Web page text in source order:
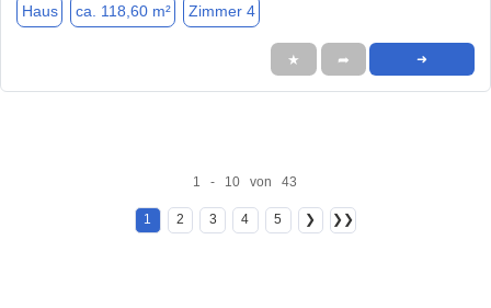
Haus ca. 118,60 m² Zimmer 4
★ ➦ ➜
1 - 10 von 43
1 2 3 4 5 ❯ ❯❯